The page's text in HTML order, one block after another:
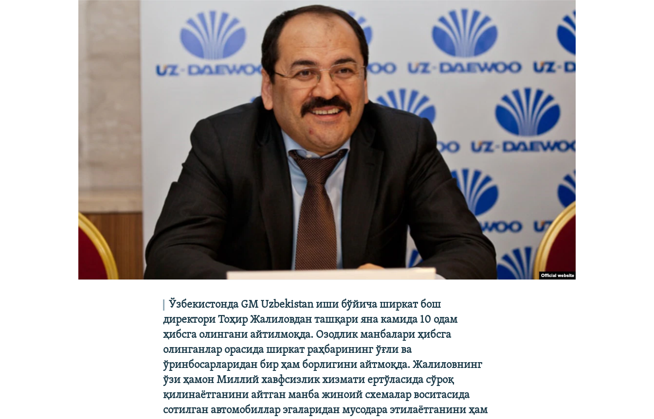
Ўзбекистонда GM Uzbekistan иши бўйича ширкат бош
директори Тоҳир Жалиловдан ташқари яна камида 10 одам
ҳибсга олингани айтилмоқда. Озодлик манбалари ҳибсга
олинганлар орасида ширкат раҳбарининг ўғли ва
ўринбосарларидан бир ҳам борлигини айтмоқда. Жалиловнинг
ўзи ҳамон Миллий хавфсизлик хизмати ертўласида сўроқ
қилинаётганини айтган манба жиноий схемалар воситасида
сотилган автомобиллар эгаларидан мусодара этилаётганини ҳам